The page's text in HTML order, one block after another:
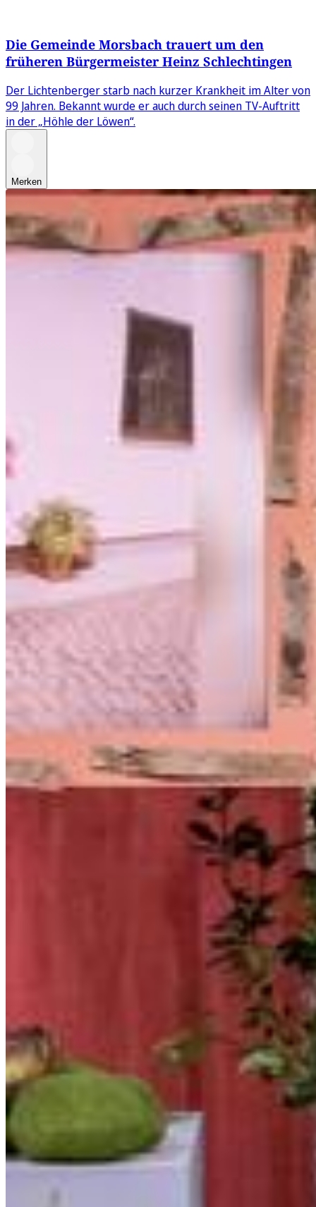
Die Gemeinde Morsbach trauert um den
früheren Bürgermeister Heinz Schlechtingen
Der Lichtenberger starb nach kurzer Krankheit im Alter von
99 Jahren. Bekannt wurde er auch durch seinen TV-Auftritt
in der „Höhle der Löwen“.
Merken